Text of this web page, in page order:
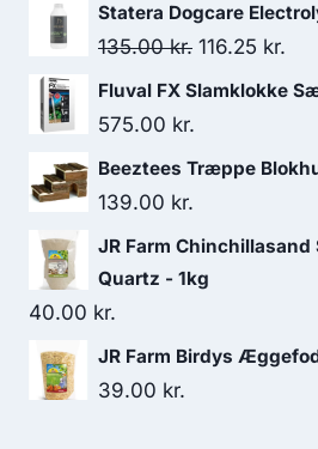
Statera Dogcare
135.00kr. Den
oprindelige
116.25 kr.
Fluval FX Slamklokke
575.00 kr.
Beeztees Træppe
139.00 kr.
JR Farm Chinchillasand
Quartz - 1kg
40.00 kr.
JR Farm Birdys
39.00 kr.